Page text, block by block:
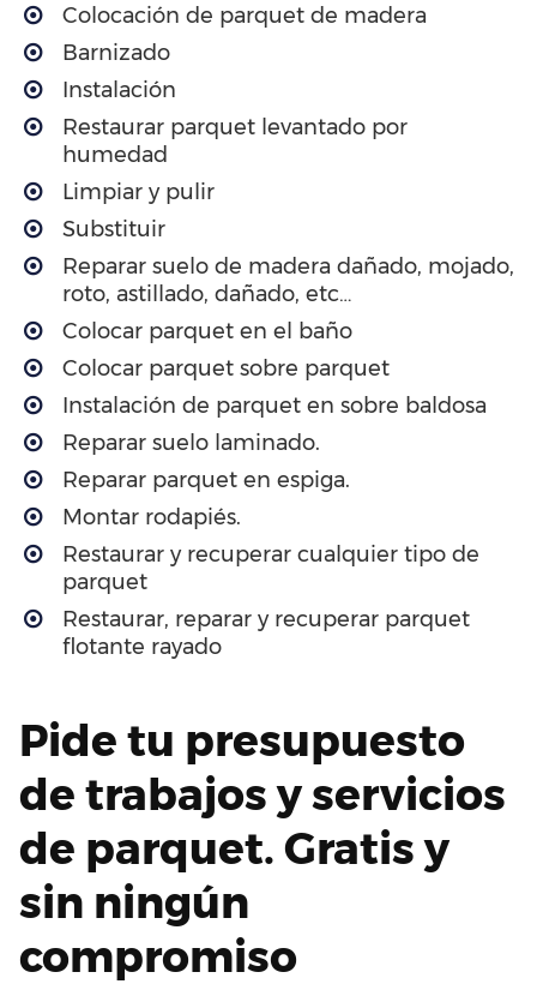
Colocación de parquet de madera
Barnizado
Instalación
Restaurar parquet levantado por
humedad
Limpiar y pulir
Substituir
Reparar suelo de madera dañado, mojado,
roto, astillado, dañado, etc…
Colocar parquet en el baño
Colocar parquet sobre parquet
Instalación de parquet en sobre baldosa
Reparar suelo laminado.
Reparar parquet en espiga.
Montar rodapiés.
Restaurar y recuperar cualquier tipo de
parquet
Restaurar, reparar y recuperar parquet
flotante rayado
Pide tu presupuesto
de trabajos y servicios
de parquet. Gratis y
sin ningún
compromiso